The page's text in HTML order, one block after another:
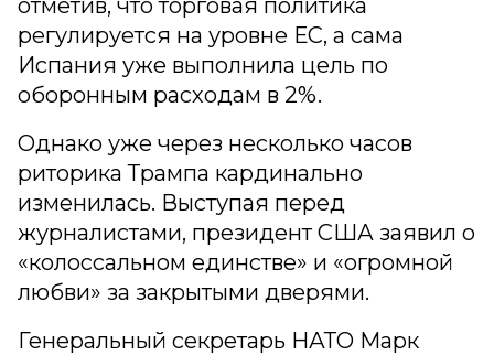
отметив, что торговая политика
регулируется на уровне ЕС, а сама
Испания уже выполнила цель по
оборонным расходам в 2%.
Однако уже через несколько часов
риторика Трампа кардинально
изменилась. Выступая перед
журналистами, президент США заявил о
«колоссальном единстве» и «огромной
любви» за закрытыми дверями.
Генеральный секретарь НАТО Марк